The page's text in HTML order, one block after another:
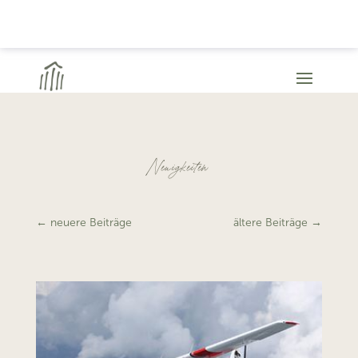
Neuigkeiten
← neuere Beiträge ältere Beiträge →